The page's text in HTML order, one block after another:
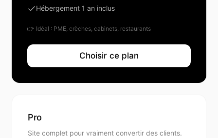
Hébergement 1 an inclus
👉 Idéal : PME, crèches, cabinets, restaurants
Choisir ce plan
Pro
Site complet pour vraiment convertir des clients.